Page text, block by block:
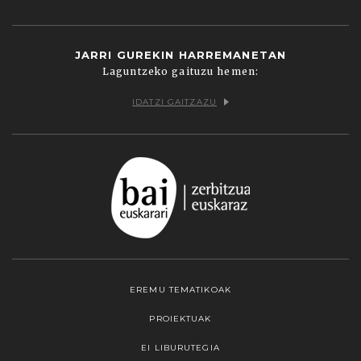
JARRI GUREKIN HARREMANETAN
Laguntzeko gaituzu hemen:
IDATZI GAITZAZU
EREMU TEMATIKOAK
PROIEKTUAK
EI LIBURUTEGIA